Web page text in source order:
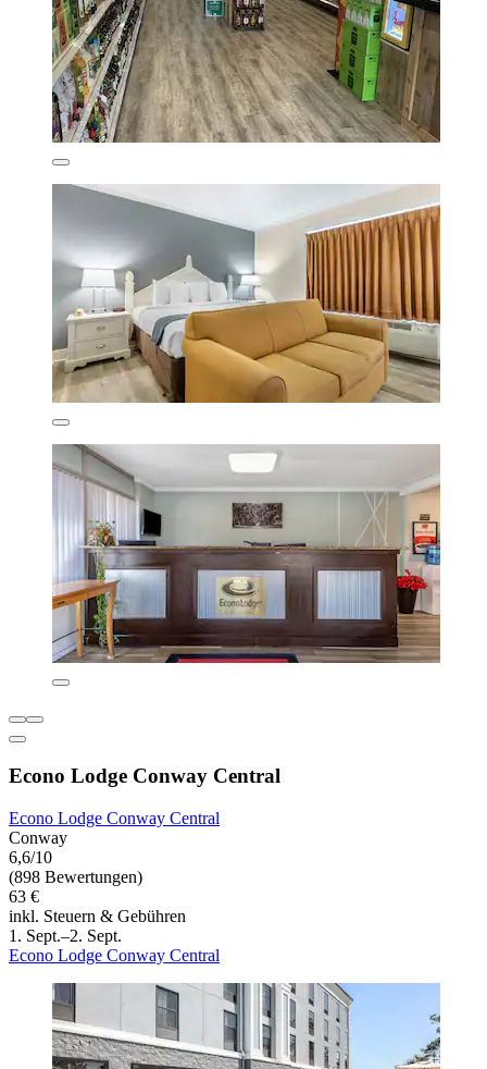
Econo Lodge Conway Central
Econo Lodge Conway Central
Conway
6,6/10
(898 Bewertungen)
63 €
inkl. Steuern & Gebühren
1. Sept.–2. Sept.
Econo Lodge Conway Central